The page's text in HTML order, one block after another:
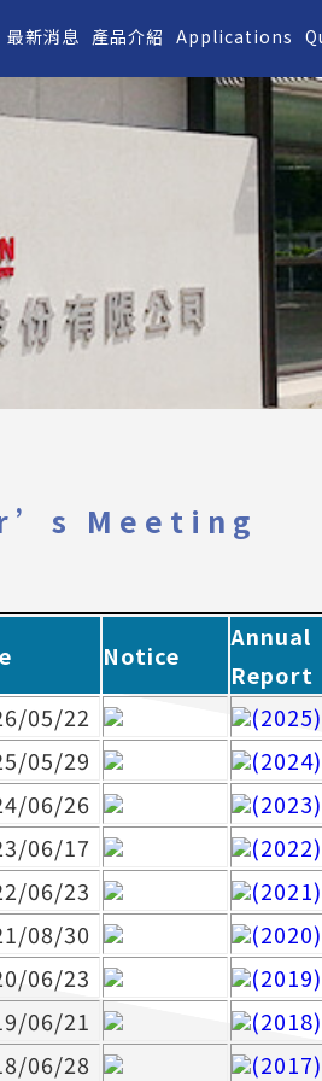
最新消息 產品介紹 Applications
Meeting
Notice
Annual
Report
05/22
(2025)
05/29
(2024)
06/26
(2023)
06/17
(2022)
06/23
(2021)
08/30
(2020)
06/23
(2019)
06/21
(2018)
06/28 (2017)